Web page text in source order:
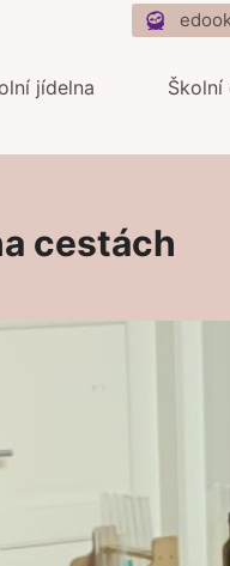
jídelna Školní
cestách